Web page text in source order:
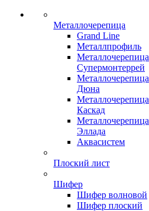
Металлочерепица
Grand Line
Металлпрофиль
Металлочерепица
Супермонтеррей
Металлочерепица
Дюна
Металлочерепица
Каскад
Металлочерепица
Эллада
Аквасистем
Плоский лист
Шифер
Шифер волновой
Шифер плоский